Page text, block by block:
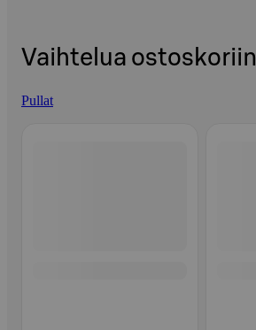
Vaihtelua ostoskoriin
Pullat